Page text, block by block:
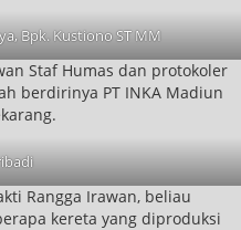
Bpk. Kustiono ST MM
Staf Humas dan protokoler
berdirinya PT INKA Madiun
Rangga Irawan, beliau
kereta yang diproduksi